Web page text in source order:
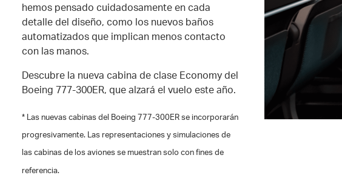
hemos pensado cuidadosamente en cada
detalle del diseño, como los nuevos baños
automatizados que implican menos contacto
con las manos.
Descubre la nueva cabina de clase Economy del
Boeing 777-300ER, que alzará el vuelo este año.
* Las nuevas cabinas del Boeing 777-300ER se incorporarán
progresivamente. Las representaciones y simulaciones de
las cabinas de los aviones se muestran solo con fines de
referencia.